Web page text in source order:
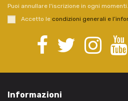
Puoi annullare l'iscrizione in ogni momenti.
Accetto le condizioni generali e
Informazioni